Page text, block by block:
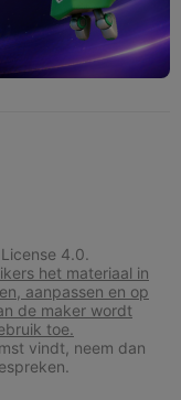
4.0.
het materiaal in
aanpassen en op
de maker wordt
toe.
vindt, neem dan